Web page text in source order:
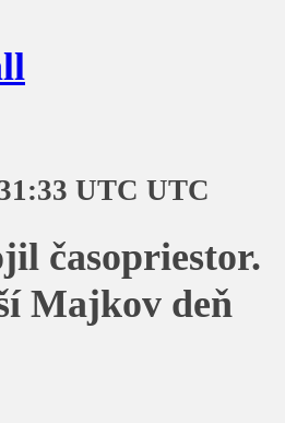
UTC UTC
časopriestor.
Majkov deň